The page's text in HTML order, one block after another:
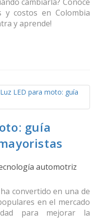
y costos en Colombia
y aprende!
guía
automotriz
convertido en una de
en el mercado
para mejorar la